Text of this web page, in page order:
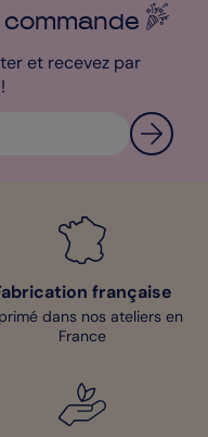
commande
et recevez par
française
dans nos ateliers en
France